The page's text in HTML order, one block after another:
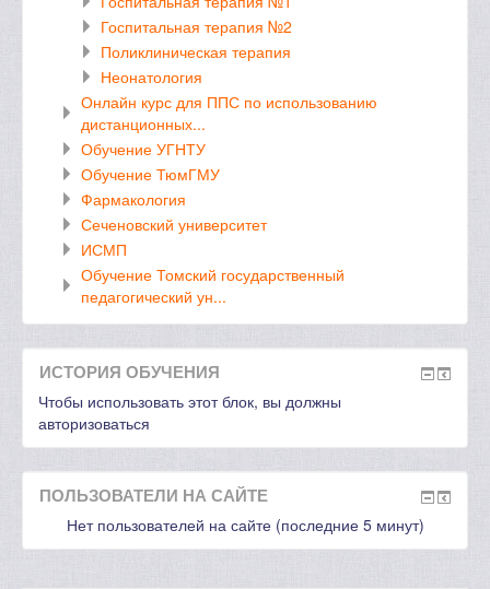
Госпитальная терапия №2
Поликлиническая терапия
Неонатология
Онлайн курс для ППС по использованию
дистанционных...
Обучение УГНТУ
Обучение ТюмГМУ
Фармакология
Сеченовский университет
ИСМП
Обучение Томский государственный
педагогический ун...
ИСТОРИЯ ОБУЧЕНИЯ
Чтобы использовать этот блок, вы должны
авторизоваться
ПОЛЬЗОВАТЕЛИ НА САЙТЕ
Нет пользователей на сайте (последние 5 минут)